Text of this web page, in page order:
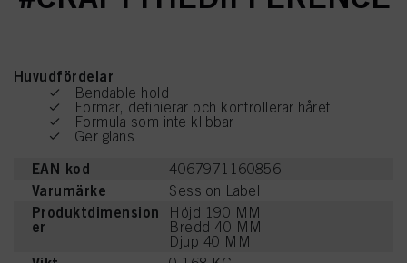
Huvudfördelar
Bendable hold
Formar, definierar och kontrollerar håret
Formula som inte klibbar
Ger glans
EAN kod 4067971160856
Varumärke Session Label
Produktdimension
er
Höjd 190 MM
Bredd 40 MM
Djup 40 MM